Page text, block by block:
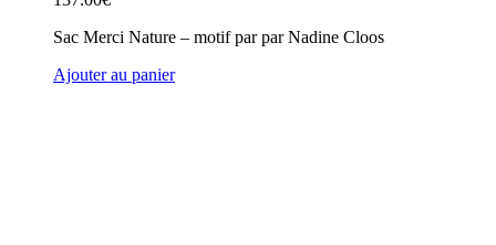
Sac Merci Nature – motif par par Nadine Cloos
Ajouter au panier